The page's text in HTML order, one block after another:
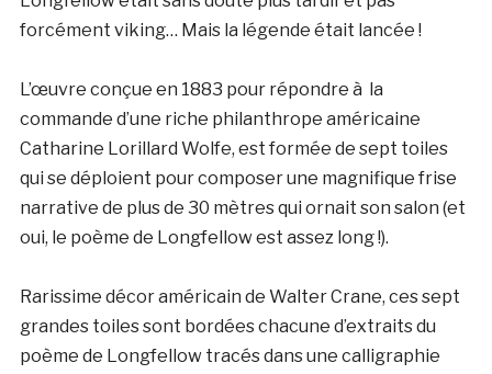
forcément viking… Mais la légende était lancée !
L’œuvre conçue en 1883 pour répondre à la
commande d’une riche philanthrope américaine
Catharine Lorillard Wolfe, est formée de sept toiles
qui se déploient pour composer une magnifique frise
narrative de plus de 30 mètres qui ornait son salon (et
oui, le poème de Longfellow est assez long !).
Rarissime décor américain de Walter Crane, ces sept
grandes toiles sont bordées chacune d’extraits du
poème de Longfellow tracés dans une calligraphie